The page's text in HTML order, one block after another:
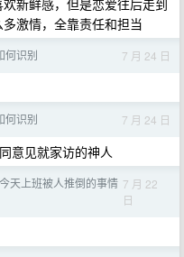
新鲜感，但是恋爱往后走到
激情，全靠责任和担当
何识别 7 月 24 日
何识别 7 月 24 日
意见就家访的神人
天上班被人推倒的事情 7 月 22
日